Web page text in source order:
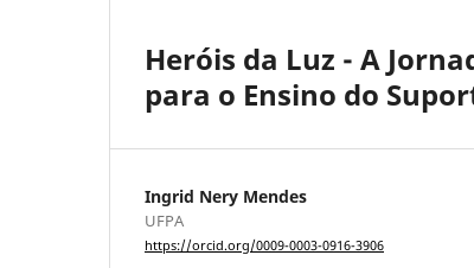
Heróis da Luz - A
para o Ensino do
Ingrid Nery Mendes
UFPA
https://orcid.org/0009-0003-0916-3906